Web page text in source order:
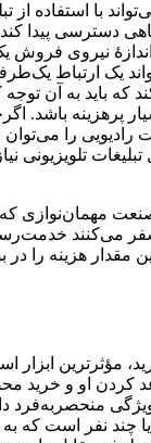
با استفاده از
دسترسی پیدا
نیروی فروش
یک ارتباط
باید به آن توجه
پرهزینه باشد.
رادیویی را می‌توان
تلویزیونی
مهمان‌نوازی
می‌کنند
مقدار هزینه را در
مؤثرترین ابزار
کردن او و خرید
منحصربه‌فرد
نفر است که به